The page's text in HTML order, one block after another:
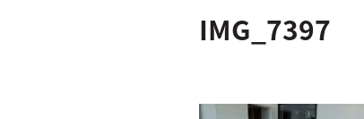
IMG_7397